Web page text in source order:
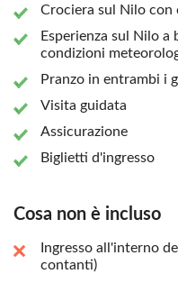
Crociera sul Nilo con
Esperienza sul Nilo
condizioni
Pranzo in entrambi i
Visita guidata
Assicurazione
Biglietti d'ingresso
Cosa non è incluso
Ingresso all'interno
contanti)